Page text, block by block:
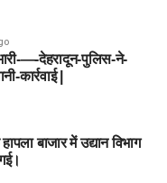
—-देहरादून-पुलिस-ने-
कार्रवाई |
बाजार में उद्यान विभाग